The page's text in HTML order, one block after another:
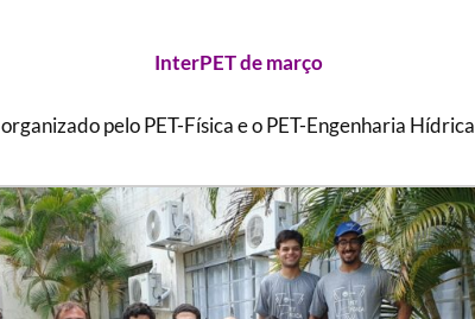
InterPET de março
organizado pelo PET-Física e o PET-Engenharia Hídrica